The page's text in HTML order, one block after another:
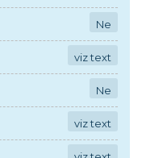
Ne
viz text
Ne
viz text